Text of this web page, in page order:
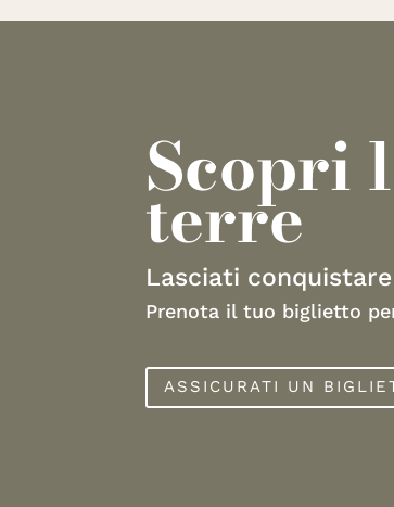
Scopri
terre
Lasciati
Prenota il tuo biglietto
ASSICURATI UN